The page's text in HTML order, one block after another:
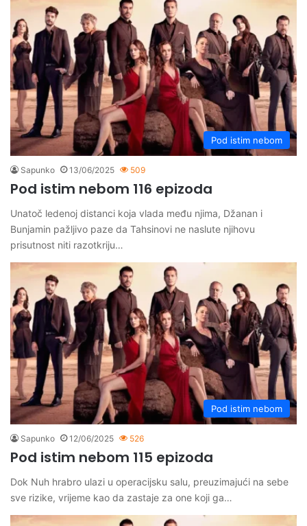
Pod istim nebom
Sapunko 13/06/2025 509
Pod istim nebom 116 epizoda
Unatoč ledenoj distanci koja vlada među njima, Džanan i
Bunjamin pažljivo paze da Tahsinovi ne naslute njihovu
prisutnost niti razotkriju…
Pod istim nebom
Sapunko 12/06/2025 526
Pod istim nebom 115 epizoda
Dok Nuh hrabro ulazi u operacijsku salu, preuzimajući na sebe
sve rizike, vrijeme kao da zastaje za one koji ga…